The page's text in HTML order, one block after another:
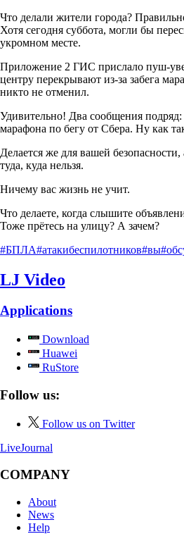
Что делали жители города?
Хотя сегодня суббота, могли бы
укромном месте.
Приложение 2 ГИС прислало пуш-
центру перекрывают из-за забега
никто не отменил.
Удивительно! Два сообщения
марафона по бегу от Сбера. Ну как
Делается же для вашей
туда, куда нельзя.
Ничему вас жизнь не учит.
Что делаете, когда слышите
Тоже прётесь на улицу? А зачем?
#БПЛА#атакибеспилотников#вы
LJ Video
Applications
Download
Huawei
RuStore
Follow us:
Follow us on Twitter
LiveJournal
COMPANY
About
News
Help